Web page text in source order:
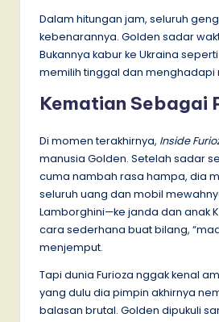
Dalam hitungan jam, seluruh
kebenarannya. Golden sadar
Bukannya kabur ke Ukraina
memilih tinggal dan menghadapi
Kematian Sebagai
Di momen terakhirnya, Inside
manusia Golden. Setelah sadar
cuma nambah rasa hampa, dia
seluruh uang dan mobil
Lamborghini—ke janda dan anak
cara sederhana buat bilang,
menjemput.
Tapi dunia Furioza nggak kenal
yang dulu dia pimpin akhirnya
balasan brutal. Golden dipukuli